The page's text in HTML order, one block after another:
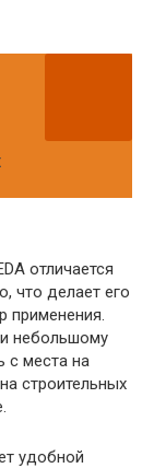
отличается
что делает его
небольшому
с места на
строительных
удобной